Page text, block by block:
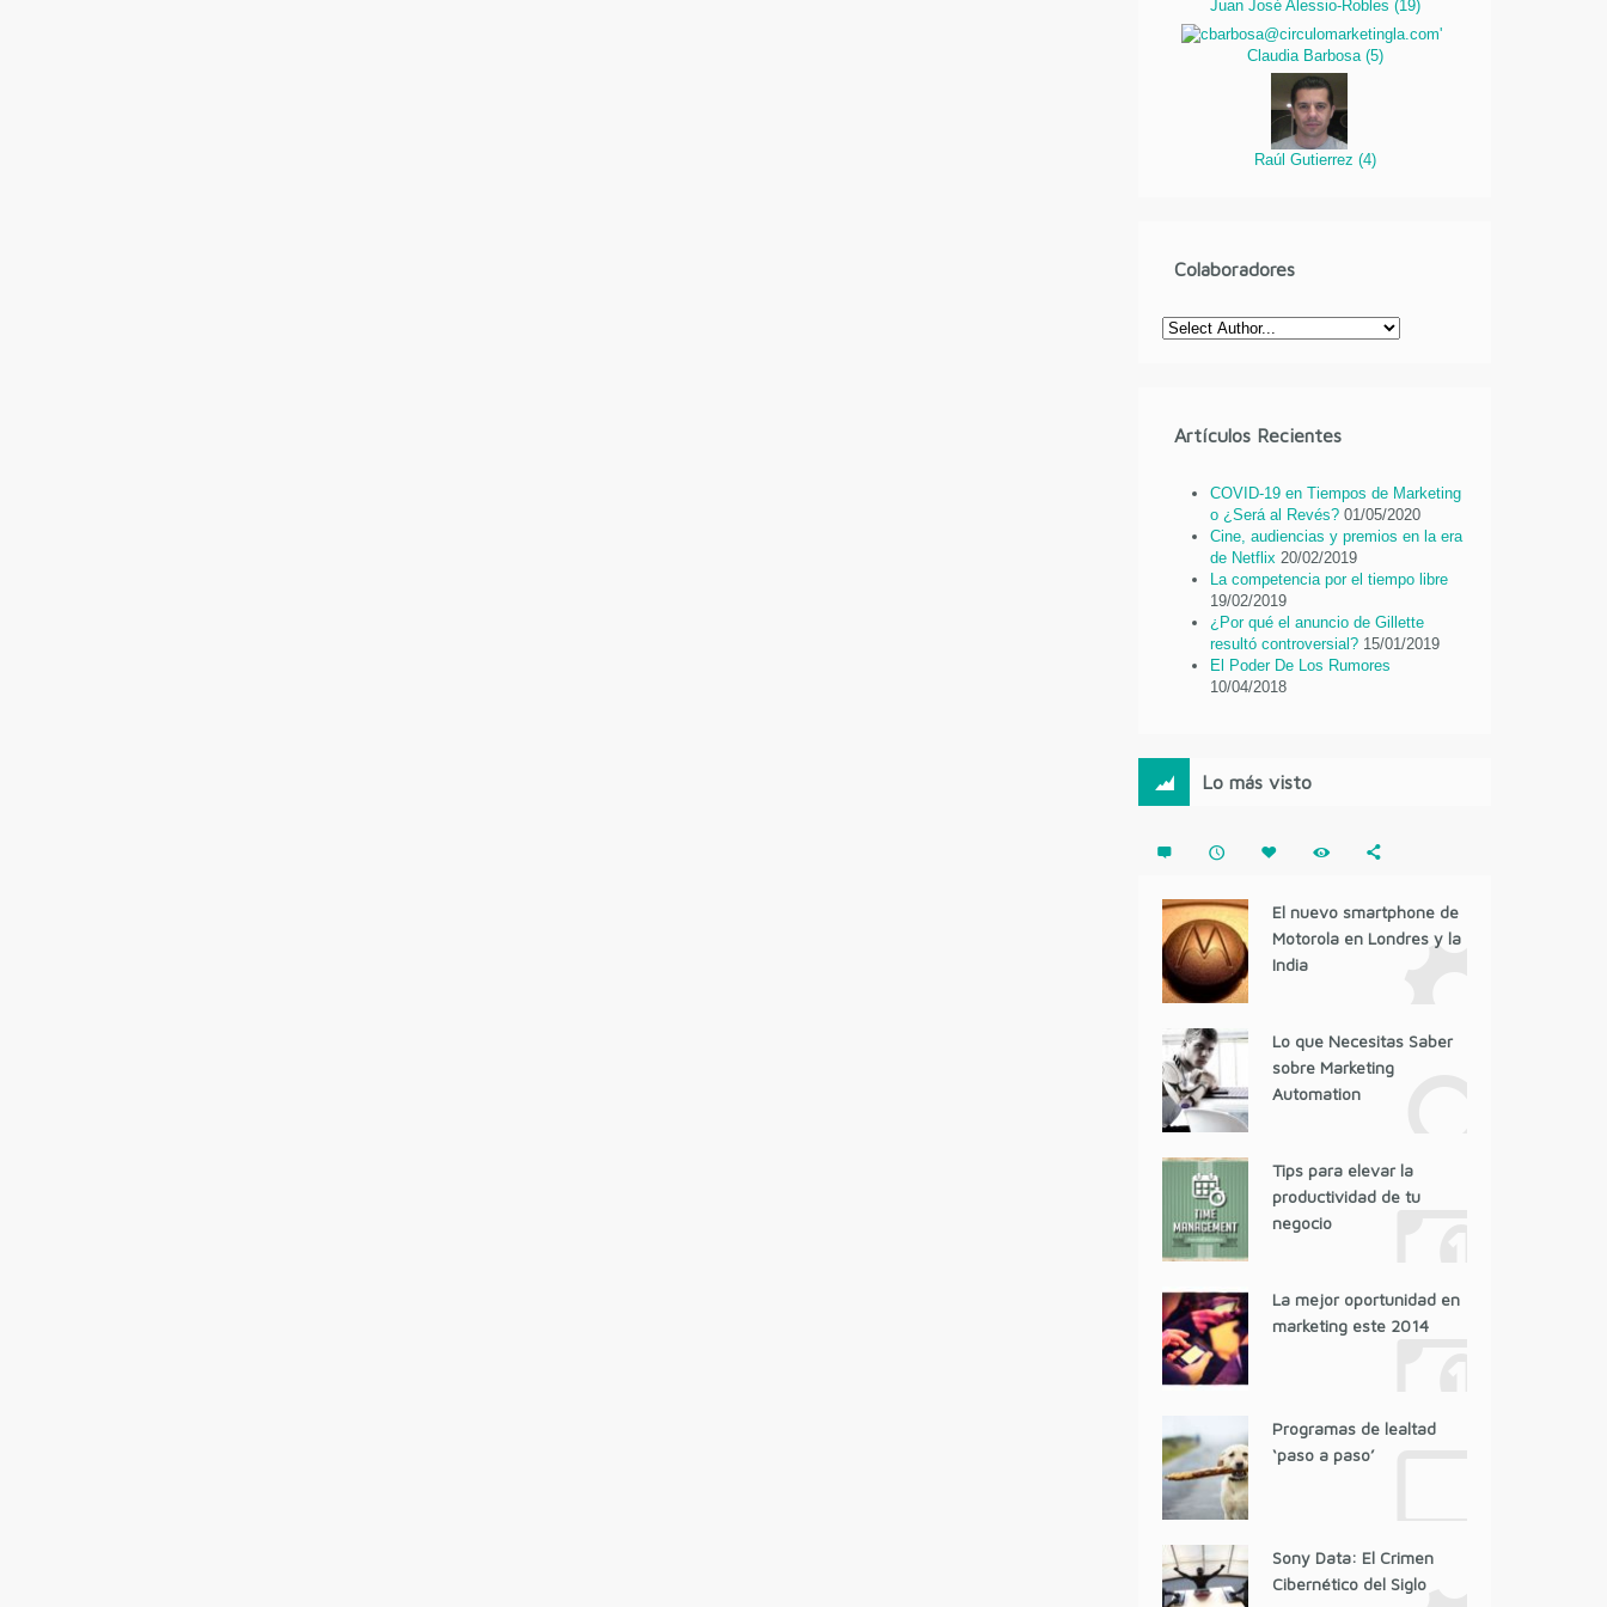
Juan José Alessio-Robles (19)
Claudia Barbosa (5)
Raúl Gutierrez (4)
Colaboradores
Artículos Recientes
COVID-19 en Tiempos de Marketing
o ¿Será al Revés? 01/05/2020
Cine, audiencias y premios en la era
de Netflix 20/02/2019
La competencia por el tiempo libre
19/02/2019
¿Por qué el anuncio de Gillette
resultó controversial? 15/01/2019
El Poder De Los Rumores
10/04/2018
Lo más visto
El nuevo smartphone de
Motorola en Londres y la
India
Lo que Necesitas Saber
sobre Marketing
Automation
Tips para elevar la
productividad de tu
negocio
La mejor oportunidad en
marketing este 2014
Programas de lealtad
‘paso a paso’
Sony Data: El Crimen
Cibernético del Siglo